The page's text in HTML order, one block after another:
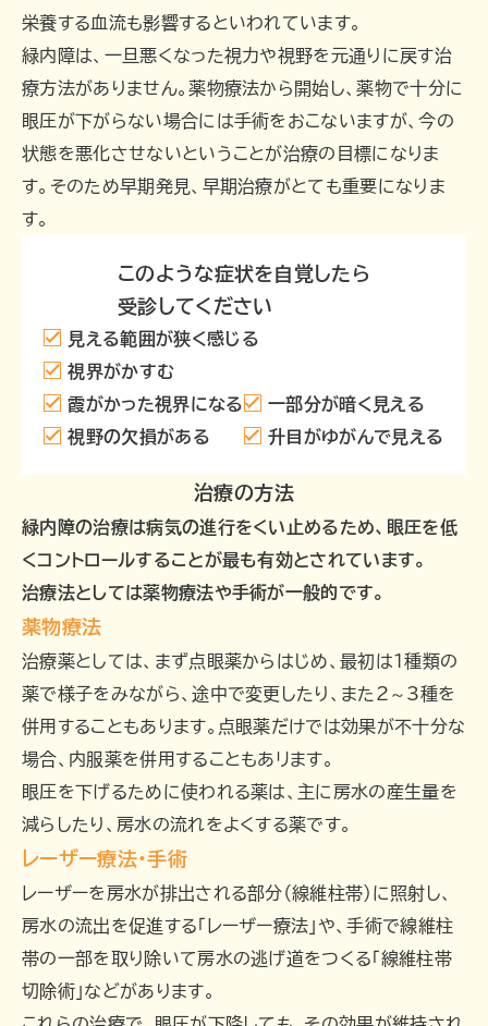
栄養する血流も影響するといわれています。
緑内障は、一旦悪くなった視力や視野を元通りに戻す治
療方法がありません。薬物療法から開始し、薬物で十分に
眼圧が下がらない場合には手術をおこないますが、今の
状態を悪化させないということが治療の目標になりま
す。そのため早期発見、早期治療がとても重要になりま
す。
このような症状を自覚したら
受診してください
見える範囲が狭く感じる
視界がかすむ
霞がかった視界になる
視野の欠損がある
一部分が暗く見える
升目がゆがんで見える
治療の方法
緑内障の治療は病気の進行をくい止めるため、眼圧を低
くコントロールすることが最も有効とされています。
治療法としては薬物療法や手術が一般的です。
薬物療法
治療薬としては、まず点眼薬からはじめ、最初は1種類の
薬で様子をみながら、途中で変更したり、また2～3種を
併用することもあります。点眼薬だけでは効果が不十分な
場合、内服薬を併用することもあリます。
眼圧を下げるために使われる薬は、主に房水の産生量を
減らしたり、房水の流れをよくする薬です。
レーザー療法・手術
レーザーを房水が排出される部分（線維柱帯）に照射し、
房水の流出を促進する「レーザー療法」や、手術で線維柱
帯の一部を取り除いて房水の逃げ道をつくる「線維柱帯
切除術」などがあります。